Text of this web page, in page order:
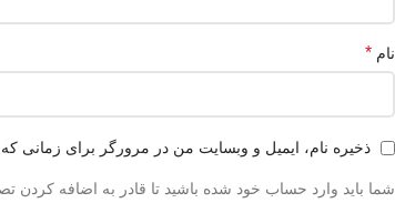
نام *
ذخیره نام، ایمیل و وبسایت من در مرورگر برای زمانی
شما باید وارد حساب خود شده باشید تا قادر به اضافه کردن